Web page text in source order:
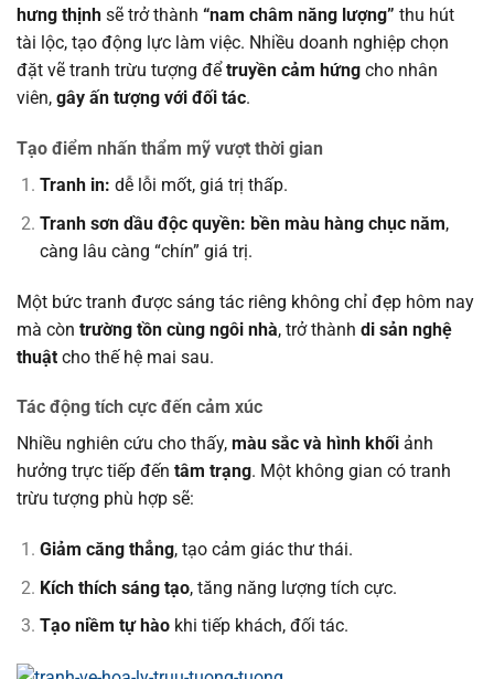
hưng thịnh sẽ trở thành “nam châm năng lượng” thu hút
tài lộc, tạo động lực làm việc. Nhiều doanh nghiệp chọn
đặt vẽ tranh trừu tượng để truyền cảm hứng cho nhân
viên, gây ấn tượng với đối tác.
Tạo điểm nhấn thẩm mỹ vượt thời gian
Tranh in: dễ lỗi mốt, giá trị thấp.
Tranh sơn dầu độc quyền: bền màu hàng chục năm,
càng lâu càng “chín” giá trị.
Một bức tranh được sáng tác riêng không chỉ đẹp hôm nay
mà còn trường tồn cùng ngôi nhà, trở thành di sản nghệ
thuật cho thế hệ mai sau.
Tác động tích cực đến cảm xúc
Nhiều nghiên cứu cho thấy, màu sắc và hình khối ảnh
hưởng trực tiếp đến tâm trạng. Một không gian có tranh
trừu tượng phù hợp sẽ:
Giảm căng thẳng, tạo cảm giác thư thái.
Kích thích sáng tạo, tăng năng lượng tích cực.
Tạo niềm tự hàokhi tiếp khách, đối tác.